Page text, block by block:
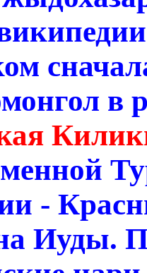
в
-
Иуды.